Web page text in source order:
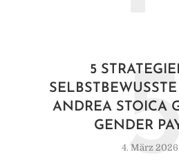
5
SELBSTBEWUSSTE
ANDREA STOICA
GENDER
4. März 2026